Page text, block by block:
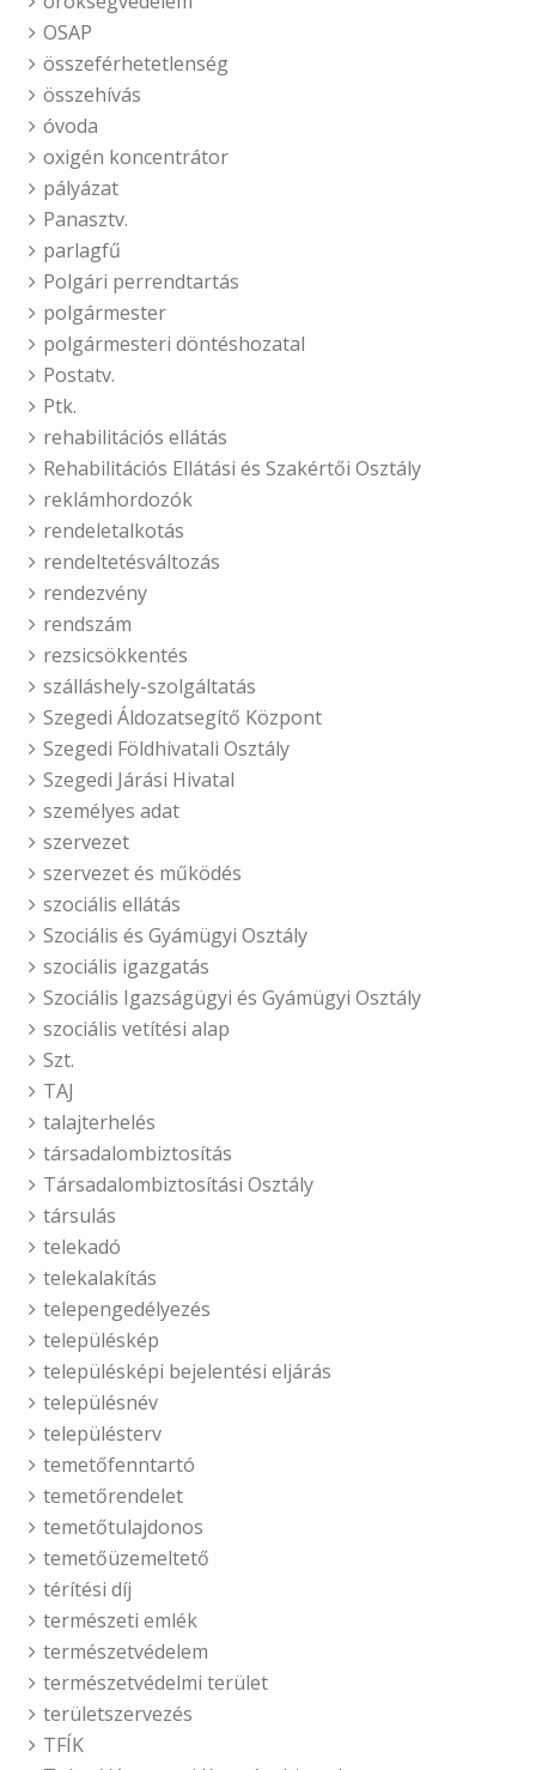
OSAP
összeférhetetlenség
összehívás
óvoda
oxigén koncentrátor
pályázat
Panasztv.
parlagfű
Polgári perrendtartás
polgármester
polgármesteri döntéshozatal
Postatv.
Ptk.
rehabilitációs ellátás
Rehabilitációs Ellátási és Szakértői Osztály
reklámhordozók
rendeletalkotás
rendeltetésváltozás
rendezvény
rendszám
rezsicsökkentés
szálláshely-szolgáltatás
Szegedi Áldozatsegítő Központ
Szegedi Földhivatali Osztály
Szegedi Járási Hivatal
személyes adat
szervezet
szervezet és működés
szociális ellátás
Szociális és Gyámügyi Osztály
szociális igazgatás
Szociális Igazságügyi és Gyámügyi Osztály
szociális vetítési alap
Szt.
TAJ
talajterhelés
társadalombiztosítás
Társadalombiztosítási Osztály
társulás
telekadó
telekalakítás
telepengedélyezés
településkép
településképi bejelentési eljárás
településnév
településterv
temetőfenntartó
temetőrendelet
temetőtulajdonos
temetőüzemeltető
térítési díj
természeti emlék
természetvédelem
természetvédelmi terület
területszervezés
TFÍK